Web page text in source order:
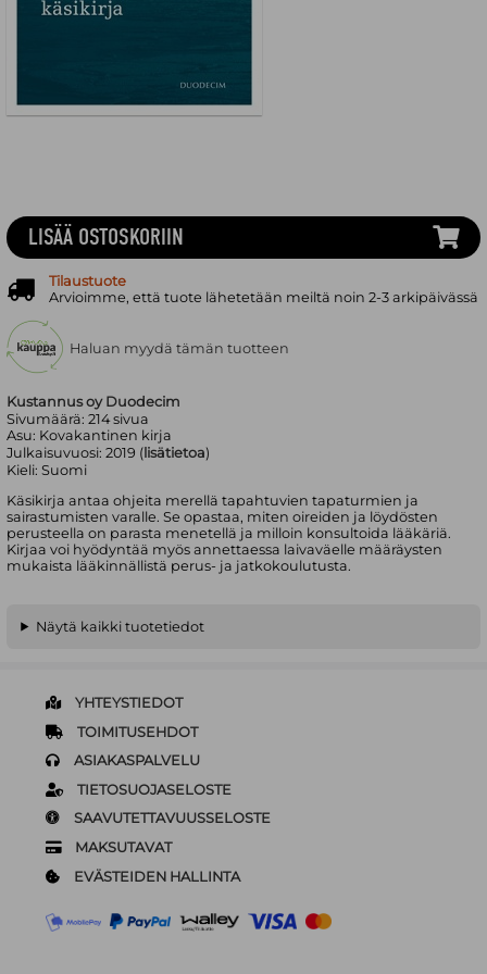
Kustannus oy Duodecim
Sivumäärä:214sivua
Asu: Kovakantinen kirja
Julkaisuvuosi:2019 ( lisätietoa)
Kieli:Suomi
Käsikirja antaa ohjeita merellä tapahtuvien tapaturmien ja
sairastumisten varalle. Se opastaa, miten oireiden ja löydösten
perusteella on parasta menetellä ja milloin konsultoida lääkäriä.
Kirjaa voi hyödyntää myös annettaessa laivaväelle määräysten
mukaista lääkinnällistä perus- ja jatkokoulutusta.
LISÄÄ OSTOSKORIIN
Tilaustuote
Arvioimme, että tuote lähetetään meiltä noin 2-3 arkipäivässä
Haluan myydä tämän tuotteen
Näytä kaikki tuotetiedot
YHTEYSTIEDOT
TOIMITUSEHDOT
ASIAKASPALVELU
TIETOSUOJASELOSTE
SAAVUTETTAVUUSSELOSTE
MAKSUTAVAT
EVÄSTEIDEN HALLINTA